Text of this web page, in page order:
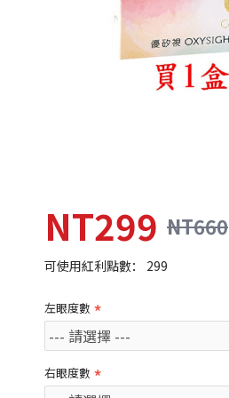
NT299 NT660
可使用紅利點數： 299
左眼度數
右眼度數